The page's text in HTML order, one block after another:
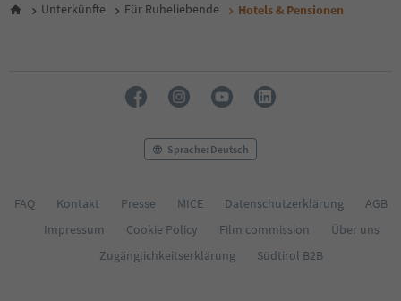
Unterkünfte Für Ruheliebende Hotels & Pensionen
Sprache: Deutsch
FAQ Kontakt Presse MICE Datenschutzerklärung
AGB
Impressum
Cookie Policy Film commission
Über uns
Zugänglichkeitserklärung
Südtirol B2B